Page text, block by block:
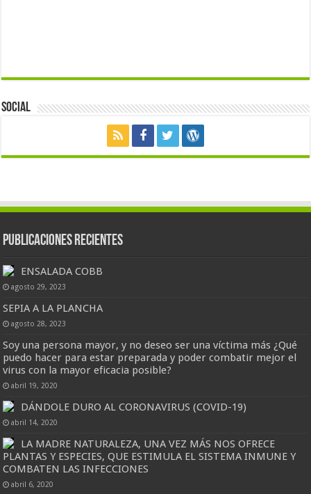
Social
Publicaciones Recientes
ENSALADA COBB
agosto 29, 2023
SEPIA A LA PLANCHA
agosto 28, 2023
Soy una persona mayor, y no deseo ser una víctima más ¿Qué
puedo hacer para estar preparada y poder combatir mejor el
virus con la mayor eficacia posible?
abril 19, 2020
DÁNDOLE DURO AL CORONAVIRUS (COVID-19)
abril 14, 2020
LA MADRE NATURALEZA, UNA VEZ MÁS NOS OFRECE
PLANTAS Y ESPECIES, QUE ESTIMULA EL SISTEMA INMUNE Y
COMBATEN LAS INFECCIONES
abril 6, 2020